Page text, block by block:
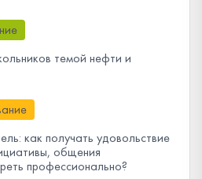
темой нефти и
как получать удовольствие
общения
профессионально?